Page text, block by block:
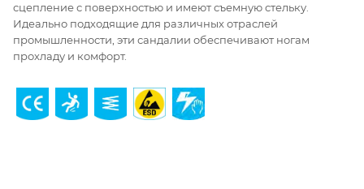
сцепление с поверхностью и имеют съемную стельку.
Идеально подходящие для различных отраслей
промышленности, эти сандалии обеспечивают ногам
прохладу и комфорт.